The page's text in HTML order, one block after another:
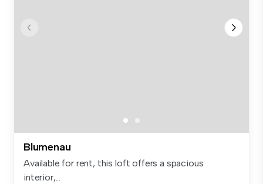
Blumenau
Available for rent, this loft offers a spacious
interior,...